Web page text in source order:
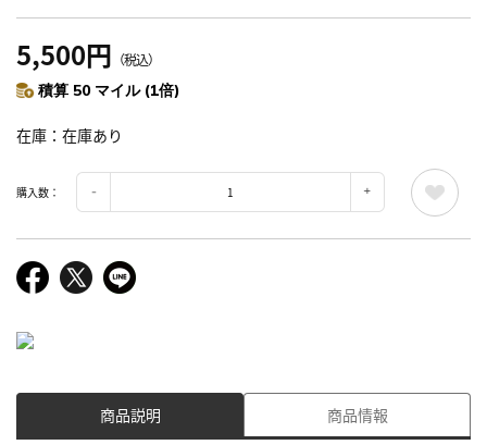
5,500円 （税込）
積算 50 マイル (1倍)
在庫 在庫あり
購入数：
商品説明 商品情報